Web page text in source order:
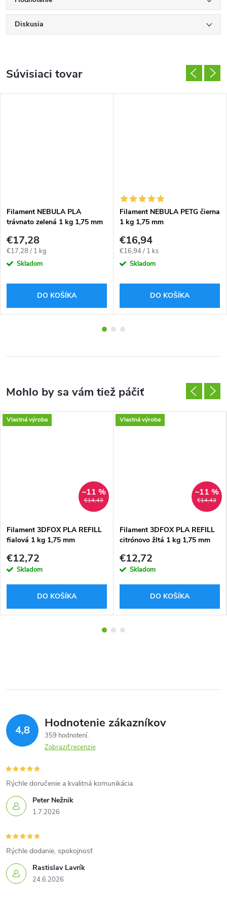
Diskusia
Súvisiaci tovar
Filament NEBULA PLA
trávnato zelená 1 kg 1,75 mm
€17,28
Jednotková
cena:
€17,28 / 1 kg
Skladom
DO KOŠÍKA
Filament NEBULA PETG čierna
1 kg 1,75 mm
€16,94
Jednotková
cena:
€16,94 / 1 ks
Skladom
DO KOŠÍKA
Vlastná výroba
€14,43
–11 %
Filament 3DFOX PLA REFILL
fialová 1 kg 1,75 mm
€12,72
Skladom
DO KOŠÍKA
Vlastná výroba
€14,43
–11 %
Filament 3DFOX PLA REFILL
citrónovo žltá 1 kg 1,75 mm
€12,72
Skladom
DO KOŠÍKA
4,8 Hodnotenie zákazníkov
359 hodnotení
Zobraziť recenzie
Peter Nežnik
1.7.2026
Rýchle doručenie a kvalitná komunikácia
Rastislav Lavrík
24.6.2026
Rýchle dodanie, spokojnosť